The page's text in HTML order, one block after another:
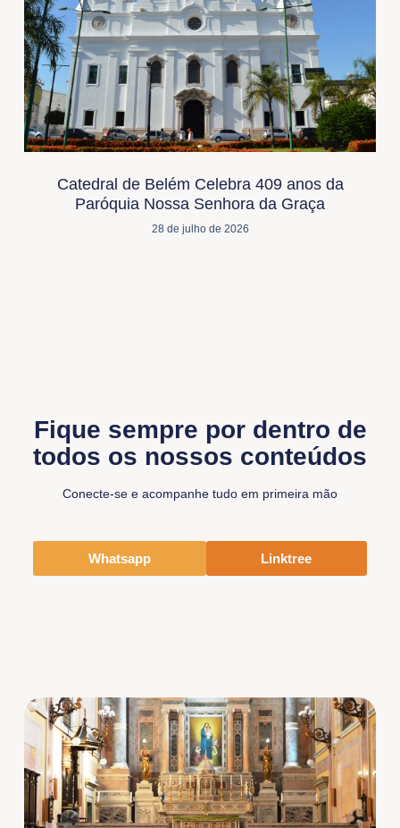
Catedral de Belém Celebra 409 anos da
Paróquia Nossa Senhora da Graça
28 de julho de 2026
Fique sempre por dentro de
todos os nossos conteúdos
Conecte-se e acompanhe tudo em primeira mão
Whatsapp Linktree